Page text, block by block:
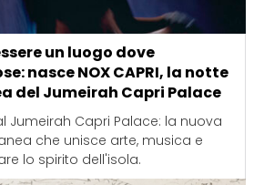
un luogo dove
nasce NOX CAPRI, la notte
del Jumeirah Capri Palace
Jumeirah Capri Palace: la nuova
che unisce arte, musica e
lo spirito dell'isola.